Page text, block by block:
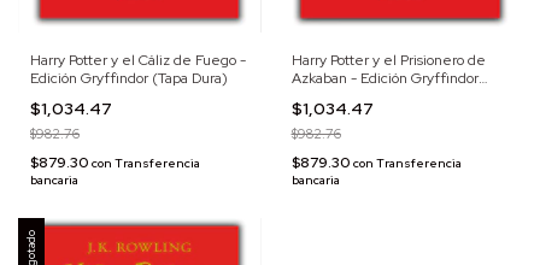
Harry Potter y el Cáliz de Fuego -
Edición Gryffindor (Tapa Dura)
$1,034.47
$982.76
$879.30 con Transferencia
bancaria
Harry Potter y el Prisionero de
Azkaban - Edición Gryffindor
$1,034.47
$982.76
$879.30 con Transferencia
bancaria
Agotado